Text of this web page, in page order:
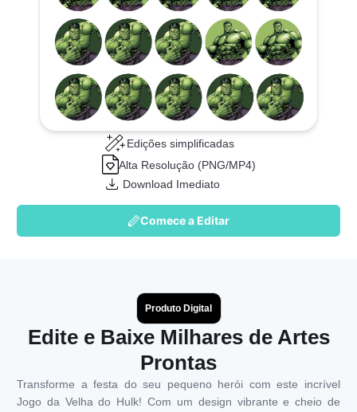
Edições simplificadas
Alta Resolução (PNG/MP4)
Download Imediato
Comece a Editar
Produto Digital
Edite e Baixe Milhares de Artes
Prontas
Transforme a festa do seu pequeno herói com este incrível
Jogo da Velha do Hulk! Com um design vibrante e cheio de